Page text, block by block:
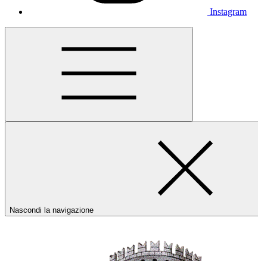
Instagram
Nascondi la navigazione